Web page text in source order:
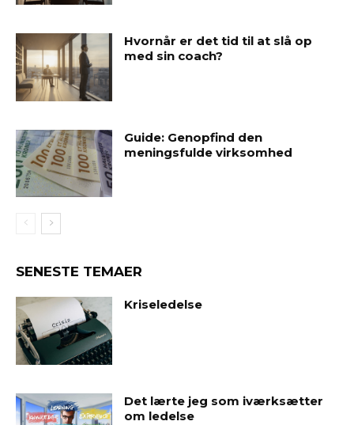
Hvornår er det tid til at slå op
med sin coach?
Guide: Genopfind den
meningsfulde virksomhed
SENESTE TEMAER
Kriseledelse
Det lærte jeg som iværksætter
om ledelse